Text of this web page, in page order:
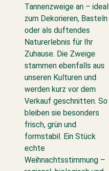
Tannenzweige an – ideal
zum Dekorieren, Basteln
oder als duftendes
Naturerlebnis für Ihr
Zuhause. Die Zweige
stammen ebenfalls aus
unseren Kulturen und
werden kurz vor dem
Verkauf geschnitten. So
bleiben sie besonders
frisch, grün und
formstabil. Ein Stück
echte
Weihnachtsstimmung –